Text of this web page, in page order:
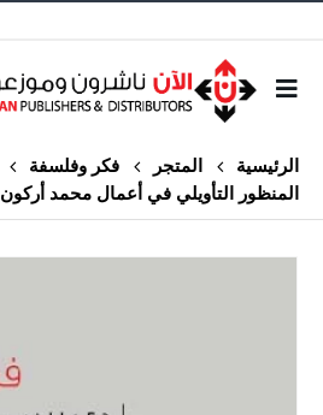
الرئيسية المتجر
فكر وفلسفة
المنظور التأويلي في أعمال محمد أركون